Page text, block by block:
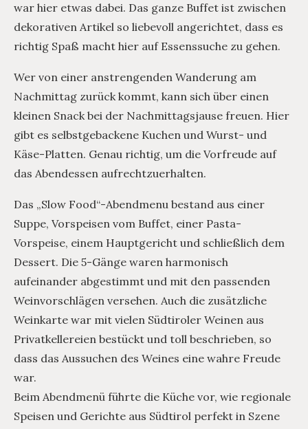
war hier etwas dabei. Das ganze Buffet ist zwischen
dekorativen Artikel so liebevoll angerichtet, dass es
richtig Spaß macht hier auf Essenssuche zu gehen.
Wer von einer anstrengenden Wanderung am
Nachmittag zurück kommt, kann sich über einen
kleinen Snack bei der Nachmittagsjause freuen. Hier
gibt es selbstgebackene Kuchen und Wurst- und
Käse-Platten. Genau richtig, um die Vorfreude auf
das Abendessen aufrechtzuerhalten.
Das „Slow Food“-Abendmenu bestand aus einer
Suppe, Vorspeisen vom Buffet, einer Pasta-
Vorspeise, einem Hauptgericht und schließlich dem
Dessert. Die 5-Gänge waren harmonisch
aufeinander abgestimmt und mit den passenden
Weinvorschlägen versehen. Auch die zusätzliche
Weinkarte war mit vielen Südtiroler Weinen aus
Privatkellereien bestückt und toll beschrieben, so
dass das Aussuchen des Weines eine wahre Freude
war.
Beim Abendmenü führte die Küche vor, wie regionale
Speisen und Gerichte aus Südtirol perfekt in Szene